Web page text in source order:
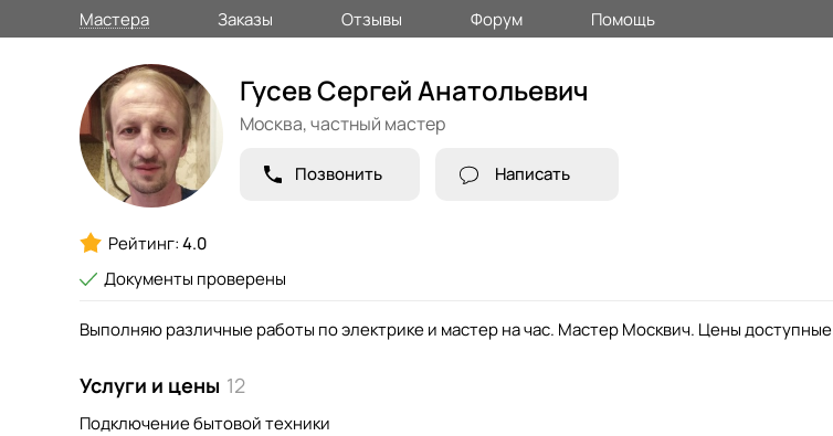
Мастера Заказы Отзывы Форум Помощь
Гусев Сергей Анатольевич
Москва,частный мастер
Позвонить Написать
Рейтинг:4.0
Документы проверены
Выполняю различные работы по электрике и мастер на час. Мастер Москвич. Цены доступные
Услуги и цены 12
Подключение бытовой техники